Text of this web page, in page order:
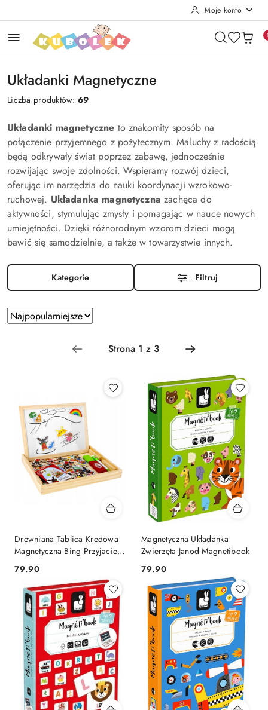
Moje konto
Układanki Magnetyczne
Liczba produktów:69
Układanki magnetyczne to znakomity sposób na
połączenie przyjemnego z pożytecznym. Maluchy z radością
będą odkrywały świat poprzez zabawę, jednocześnie
rozwijając swoje zdolności. Wspieramy rozwój dzieci,
oferując im narzędzia do nauki koordynacji wzrokowo-
ruchowej. Układanka magnetyczna zachęca do
aktywności, stymulując zmysły i pomagając w nauce nowych
umiejętności. Dzięki różnorodnym wzorom dzieci mogą
bawić się samodzielnie, a także w towarzystwie innych.
Kategorie Filtruj
Zastosowano sortowanie: Najpopularniejsze.
Sortuj
według
Drewniana Tablica Kredowa
Magnetyczna Bing Przyjaciele
Magnesy 85 Magnesów
Cena:
79.90
Magnetyczna Układanka
Zwierzęta Janod Magnetibook
Cena:
79.90